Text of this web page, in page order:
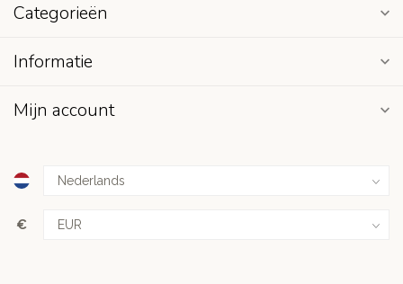
Categorieën
Informatie
Mijn account
€